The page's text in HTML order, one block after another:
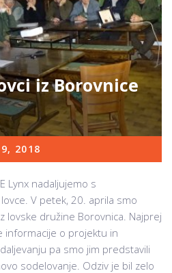
iz Borovnice
9, 2018
Lynx nadaljujemo s
V petek, 20. aprila smo
lovske družine Borovnica. Najprej
informacije o projektu in
pa smo jim predstavili
sodelovanje. Odziv je bil zelo